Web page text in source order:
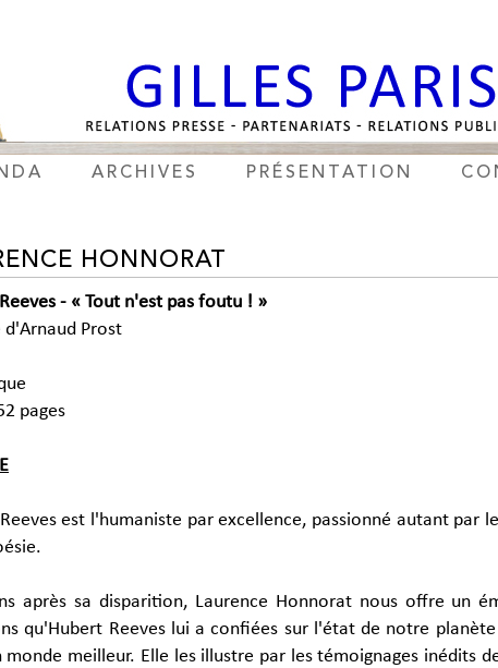
ARCHIVES PRÉSENTATION
HONNORAT
- « Tout n'est pas foutu ! »
d'Arnaud Prost
pages
est l'humaniste par excellence, passionné autant par
après sa disparition, Laurence Honnorat nous offre un
qu'Hubert Reeves lui a confiées sur l'état de notre
monde meilleur. Elle les illustre par les témoignages inédits